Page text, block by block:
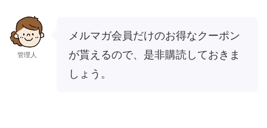
管理人
メルマガ会員だけのお得なクーポン
が貰えるので、是非購読しておきま
しょう。